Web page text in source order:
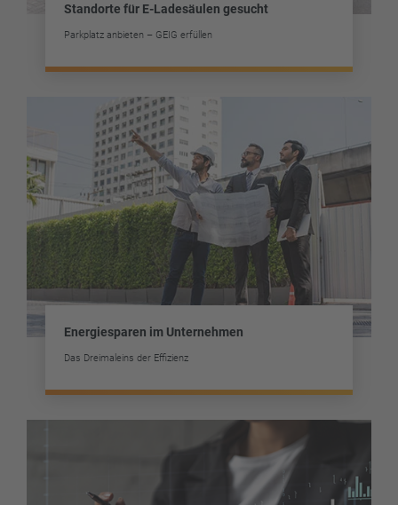
Standorte für E-Ladesäulen gesucht
Parkplatz anbieten – GEIG erfüllen
Energiesparen im Unternehmen
Das Dreimaleins der Effizienz